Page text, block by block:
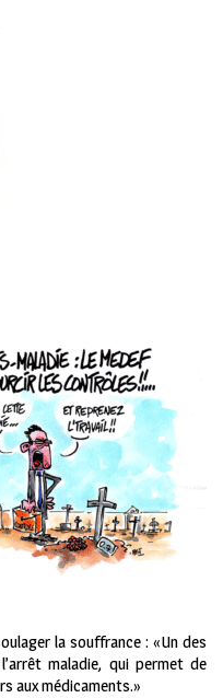
la souffrance : «Un des
maladie, qui permet de
aux médicaments.»